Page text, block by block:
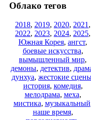
Облако тегов
2018, 2019, 2020, 2021 ,
2022, 2023, 2024, 2025,
Южная Корея, ангст,
боевые искусства,
вымышленный мир,
демоны, детектив,
дунхуа, жестокие
история, комедия,
мелодрама, меха,
мистика, музыкальный
наше время,